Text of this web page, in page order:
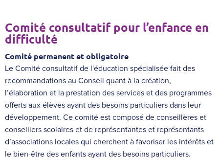
Comité consultatif pour l’enfance en
difficulté
Comité permanent et obligatoire
LeComité consultatif de l'éducation spécialiséefait des
recommandations au Conseil quant à la création,
l’élaboration et la prestation des services et des programmes
offerts aux élèves ayant des besoins particuliers dans leur
développement. Ce comité est composé de conseillères et
conseillers scolaires et de représentantes et représentants
d’associations locales qui cherchent à favoriser les intérêts et
le bien-être des enfants ayant des besoins particuliers.